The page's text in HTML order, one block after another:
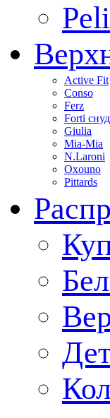
Active Fit
Conso
Ferz
Forti
Giulia
Mia-Mia
N.Laroni
Oxouno
Pittards